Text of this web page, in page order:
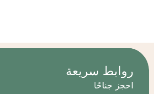
روابط سريعة
احجز جناحًا